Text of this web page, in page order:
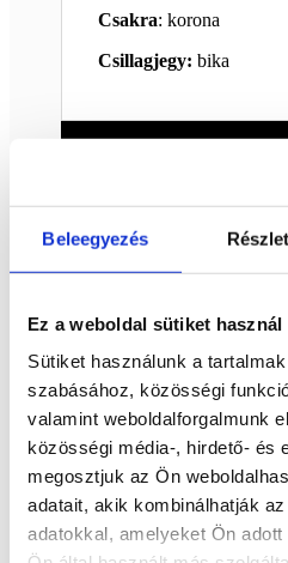
Beleegyezés
Ez a weboldal sütiket használ
Sütiket használunk a
szabásához, közösségi
valamint weboldalforgalmunk
közösségi média-, hirdető- és
megosztjuk az Ön
adatait, akik kombinálhatják
adatokkal, amelyeket Ön
Csakra: korona
Csillagjegy: bika